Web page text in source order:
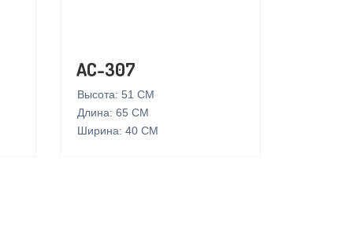
AC-307
Высота: 51 СМ
Длина: 65 СМ
Ширина: 40 СМ